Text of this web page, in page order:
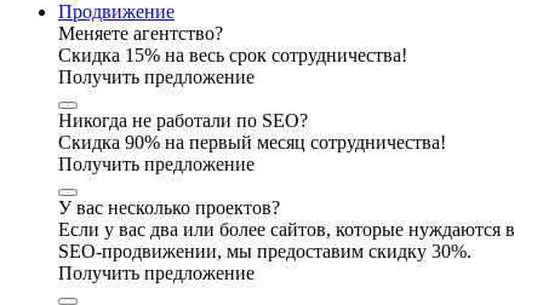
Продвижение
Меняете агентство?
Скидка 15% на весь срок сотрудничества!
Получить предложение
Никогда не работали по SEO?
Скидка 90% на первый месяц сотрудничества!
Получить предложение
У вас несколько проектов?
Если у вас два или более сайтов, которые нуждаются в
SEO-продвижении, мы предоставим скидку 30%.
Получить предложение